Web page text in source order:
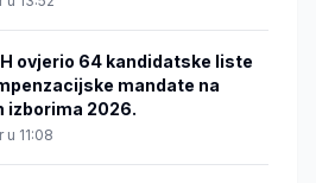
ovjerio 64 kandidatske liste
mandate na
izborima 2026.
u 11:08